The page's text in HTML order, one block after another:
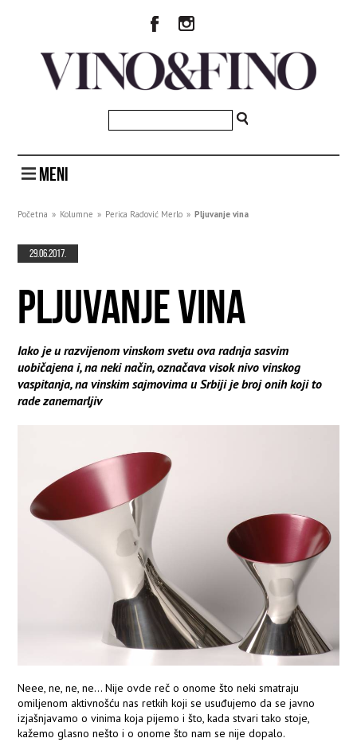
MENI
Početna » Kolumne » Perica Radović Merlo » Pljuvanje vina
29.06.2017.
PLJUVANJE VINA
Iako je u razvijenom vinskom svetu ova radnja sasvim
uobičajena i, na neki način, označava visok nivo vinskog
vaspitanja, na vinskim sajmovima u Srbiji je broj onih koji to
rade zanemarljiv
Neee, ne, ne, ne... Nije ovde reč o onome što neki smatraju
omiljenom aktivnošću nas retkih koji se usuđujemo da se javno
izjašnjavamo o vinima koja pijemo i što, kada stvari tako stoje,
kažemo glasno nešto i o onome što nam se nije dopalo.